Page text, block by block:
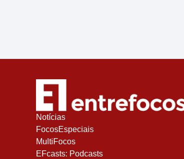
Notícias
FocosEspeciais
MultiFocos
EFcasts: Podcasts